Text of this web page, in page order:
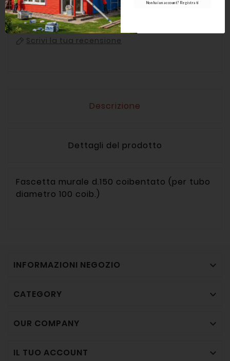
Scrivi la tua recensione
Descrizione
Dettagli del prodotto
Fascetta murale d.150 coibentato (per tubo
diametro 100 coib.)
INFORMAZIONI NEGOZIO 
CATEGORY 
OUR COMPANY 
IL TUO ACCOUNT 
Non hai un account? Registrati